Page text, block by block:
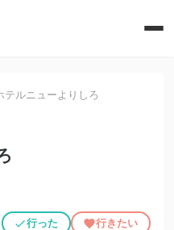
テルニューよりしろ
行った 行きたい